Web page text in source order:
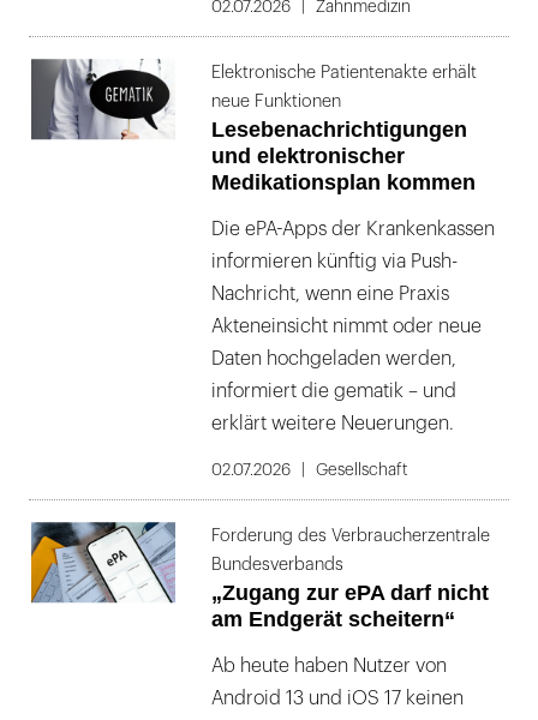
02.07.2026 Zahnmedizin
Elektronische Patientenakte erhält
neue Funktionen
Lesebenachrichtigungen
und elektronischer
Medikationsplan kommen
Die ePA-Apps der Krankenkassen
informieren künftig via Push-
Nachricht, wenn eine Praxis
Akteneinsicht nimmt oder neue
Daten hochgeladen werden,
informiert die gematik – und
erklärt weitere Neuerungen.
02.07.2026 Gesellschaft
Forderung des Verbraucherzentrale
Bundesverbands
„Zugang zur ePA darf nicht
am Endgerät scheitern“
Ab heute haben Nutzer von
Android 13 und iOS 17 keinen